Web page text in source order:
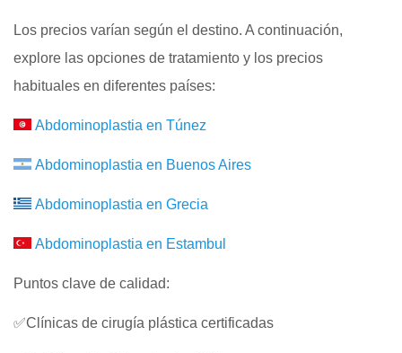
Los precios varían según el destino. A continuación,
explore las opciones de tratamiento y los precios
habituales en diferentes países:
Abdominoplastia en Túnez
Abdominoplastia en Buenos Aires
Abdominoplastia en Grecia
Abdominoplastia en Estambul
Puntos clave de calidad:
✅Clínicas de cirugía plástica certificadas